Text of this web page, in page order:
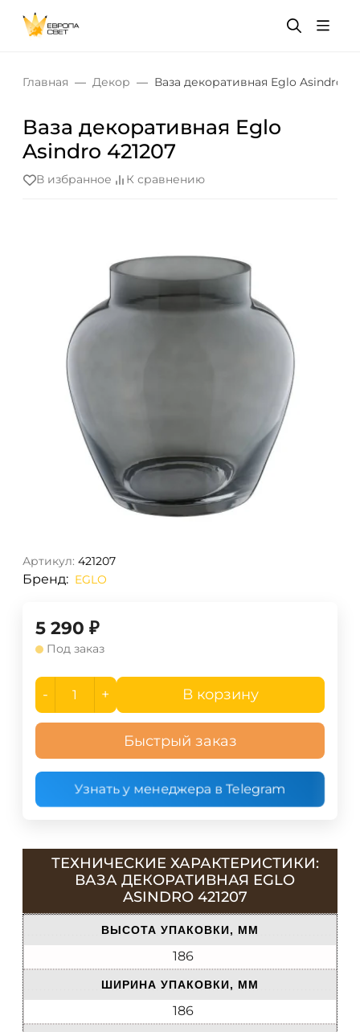
Главная Декор Ваза декоративная Eglo Asindro
Ваза декоративная Eglo
Asindro 421207
В избранное К сравнению
Артикул: 421207
Бренд: EGLO
5 290 ₽
Под заказ
- + В корзину
Быстрый заказ
Узнать у менеджера в Telegram
ТЕХНИЧЕСКИЕ ХАРАКТЕРИСТИКИ:
ВАЗА ДЕКОРАТИВНАЯ EGLO
ASINDRO 421207
ВЫСОТА УПАКОВКИ, ММ
186
ШИРИНА УПАКОВКИ, ММ
186